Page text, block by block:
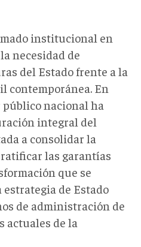
institucional en
necesidad de
del Estado frente a la
contemporánea. En
nacional ha
integral del
a consolidar la
las garantías
que se
de Estado
de administración de
actuales de la